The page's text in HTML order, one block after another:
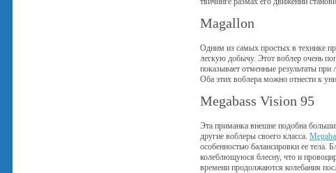
Magallon
Одним из самых простых в технике
легкую добычу. Этот воблер очень
показывает отменные результаты
Оба этих воблера можно отнести к
Megabass Vision 95
Эта приманка внешне подобна
другие воблеры своего класса.
особенностью балансировки ее тела.
колеблющуюся блесну, что и
времени продолжаются колебания